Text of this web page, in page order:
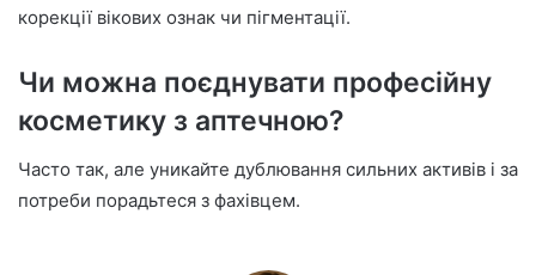
корекції вікових ознак чи пігментації.
Чи можна поєднувати професійну
косметику з аптечною?
Часто так, але уникайте дублювання сильних активів і за
потреби порадьтеся з фахівцем.